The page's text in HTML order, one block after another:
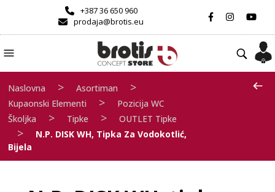
+387 36 650 960
prodaja@brotis.eu
Naslovna > Asortiman >
Kupaonski Elementi >
Pozicija WC
Školjka
> Tipke > OUTLET Tipke
>
N.P. DISK WH, Tipka Za Vodokotlić,
Bijela